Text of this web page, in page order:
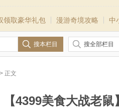
领取豪华礼包 漫游奇境攻略 中
搜本栏目 搜全部栏目
> 正文
【4399美食大战老